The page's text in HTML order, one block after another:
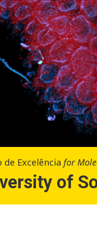
de Excelência for
of